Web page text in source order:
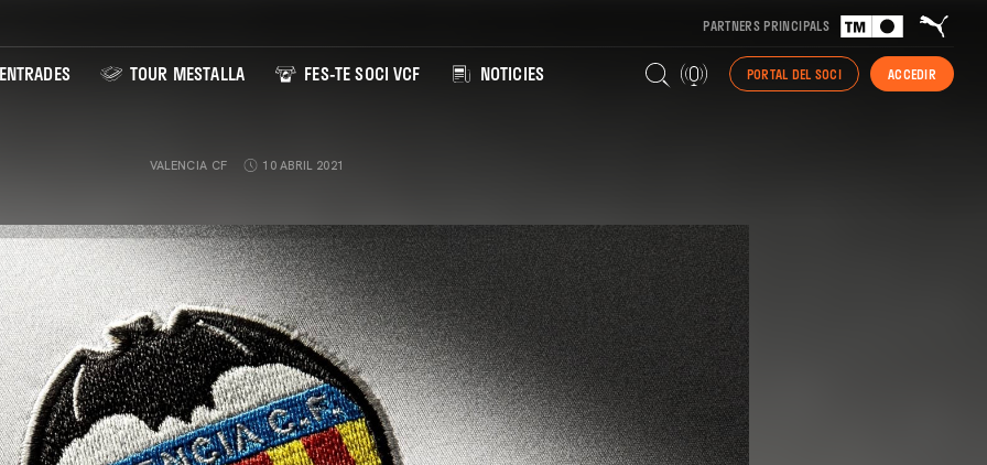
PARTNERS PRINCIPALS
ENTRADES TOUR MESTALLA FES-TE SOCI VCF NOTICIES PORTAL DEL SOCI ACCEDIR
VALENCIA CF 10 ABRIL 2021